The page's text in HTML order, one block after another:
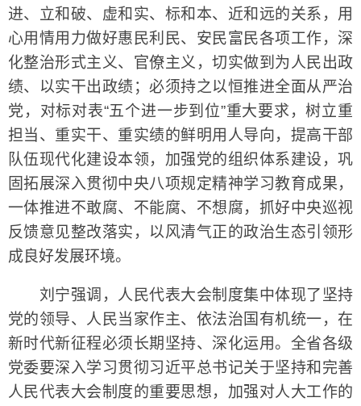
进、立和破、虚和实、标和本、近和远的关系，用
心用情用力做好惠民利民、安民富民各项工作，深
化整治形式主义、官僚主义，切实做到为人民出政
绩、以实干出政绩；必须持之以恒推进全面从严治
党，对标对表“五个进一步到位”重大要求，树立重
担当、重实干、重实绩的鲜明用人导向，提高干部
队伍现代化建设本领，加强党的组织体系建设，巩
固拓展深入贯彻中央八项规定精神学习教育成果，
一体推进不敢腐、不能腐、不想腐，抓好中央巡视
反馈意见整改落实，以风清气正的政治生态引领形
成良好发展环境。
刘宁强调，人民代表大会制度集中体现了坚持
党的领导、人民当家作主、依法治国有机统一，在
新时代新征程必须长期坚持、深化运用。全省各级
党委要深入学习贯彻习近平总书记关于坚持和完善
人民代表大会制度的重要思想，加强对人大工作的